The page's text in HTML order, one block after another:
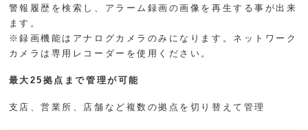
警報履歴を検索し、アラーム録画の画像を再生する事が出来
ます。
※録画機能はアナログカメラのみになります。ネットワーク
カメラは専用レコーダーを使用ください。
最大25拠点まで管理が可能
支店、営業所、店舗など複数の拠点を切り替えて管理